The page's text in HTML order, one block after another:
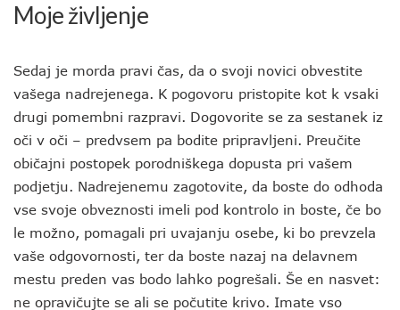
Moje življenje
Sedaj je morda pravi čas, da o svoji novici obvestite
vašega nadrejenega. K pogovoru pristopite kot k vsaki
drugi pomembni razpravi. Dogovorite se za sestanek iz
oči v oči – predvsem pa bodite pripravljeni. Preučite
običajni postopek porodniškega dopusta pri vašem
podjetju. Nadrejenemu zagotovite, da boste do odhoda
vse svoje obveznosti imeli pod kontrolo in boste, če bo
le možno, pomagali pri uvajanju osebe, ki bo prevzela
vaše odgovornosti, ter da boste nazaj na delavnem
mestu preden vas bodo lahko pogrešali. Še en nasvet:
ne opravičujte se ali se počutite krivo. Imate vso